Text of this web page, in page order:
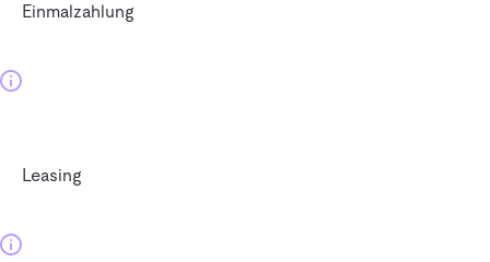
Einmalzahlung
Leasing